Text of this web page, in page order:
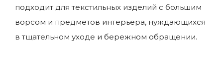
подходит для текстильных изделий с большим
ворсом и предметов интерьера, нуждающихся
в тщательном уходе и бережном обращении.